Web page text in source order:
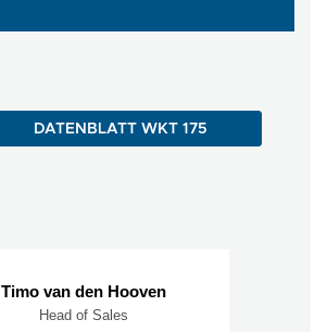
DATENBLATT WKT 175
Timo van den Hooven
Head of Sales